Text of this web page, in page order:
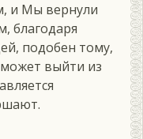
и Мы вернули
благодаря
подобен тому,
выйти из